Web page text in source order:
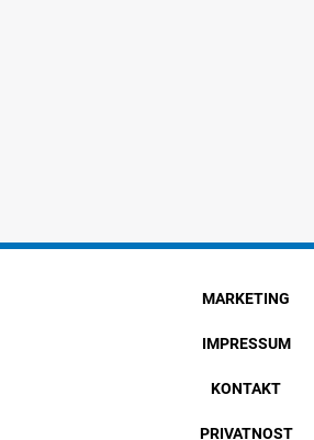
MARKETING
IMPRESSUM
KONTAKT
PRIVATNOST